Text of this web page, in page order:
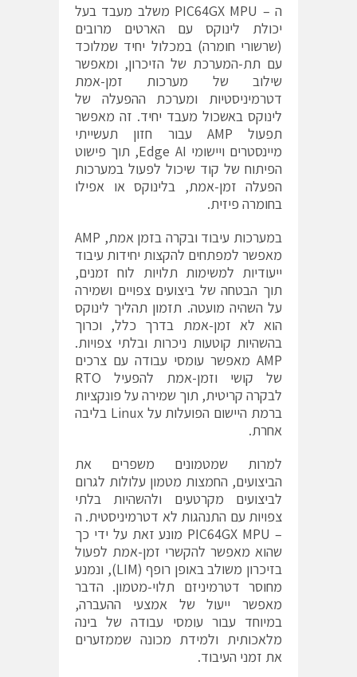
ה – PIC64GX MPU משלב מעבד בעל
יכולת לינוקס עם הארטים מרובים
(שרשורי חומרה) במכלול יחיד שמלוכד
עם תת-המערכת של הזיכרון, ומאפשר
שילוב של מערכות זמן-אמת
דטרמיניסטיות ומערכת ההפעלה של
לינוקס באשכול מעבד יחיד. זה מאפשר
תפעול AMP עבור חזון תעשייתי
מיינסטרים ויישומי Edge AI, תוך פישוט
הפיתוח של קוד שיכול לפעול במערכות
הפעלה זמן-אמת, בלינוקס או אפילו
בחומרה פיזית.
במערכות עיבוד ובקרה בזמן אמת, AMP
מאפשר למפתחים להקצות יחידות עיבוד
ייעודיות למשימות תלויות לוח זמנים,
תוך הבטחה של ביצועים צפויים ושמירה
על השהיה מועטה. תזמון תהליך לינוקס
הוא לא זמן-אמת בדרך כלל, וכרוך
בהשהיות קוטעות ניכרות ובלתי צפויות.
AMP מאפשר עומסי עבודה עם צרכים
של קושי וזמן-אמת להפעיל RTO
לבקרה קריטית, תוך שמירה על פונקציות
ברמת היישום הפועלות על Linux בליבה
אחרת.
למרות שמטמונים משפרים את
הביצועים, החמצות מטמון עלולות לגרום
לביצועים מקרטעים ולהשהיות בלתי
צפויות עם התנהגות לא דטרמיניסטית. ה
– PIC64GX MPU מונע זאת על ידי כך
שהוא מאפשר להקשרי זמן-אמת לפעול
בזיכרון משולב באופן רופף (LIM), ונמנע
מחוסר דטרמיניזם תלוי-מטמון. הדבר
מאפשר ייעול של אמצעי ההעברה,
במיוחד עבור עומסי עבודה של בינה
מלאכותית ולמידת מכונה שממזערים
את זמני העיבוד.